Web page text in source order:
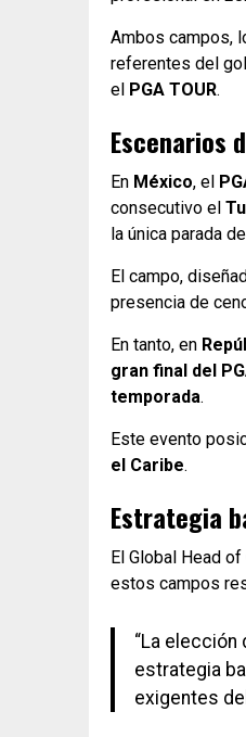
Ambos campos,
referentes del
el PGA TOUR.
Escenarios
En México, el
consecutivo el
la única parada
El campo,
presencia de
En tanto, en
gran final del
temporada.
Este evento
el Caribe.
Estrategia
El Global Head
estos campos
“La
estrategia
exigentes